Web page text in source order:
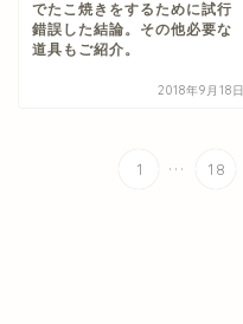
でたこ焼きをするために試行
錯誤した結論。その他必要な
道具もご紹介。
2018年9月18日
1 ... 18